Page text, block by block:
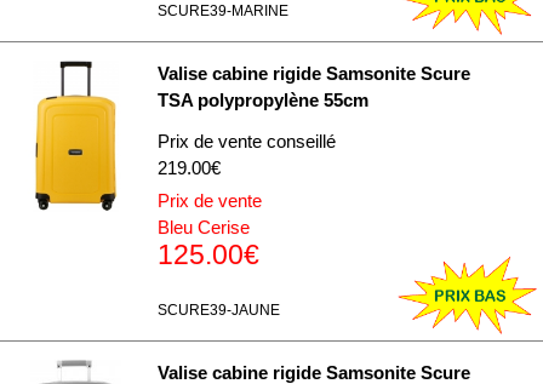
SCURE39-MARINE
Valise cabine rigide Samsonite Scure
TSA polypropylène 55cm
Prix de vente conseillé
219.00€
Prix de vente
Bleu Cerise
125.00€
SCURE39-JAUNE
Valise cabine rigide Samsonite Scure